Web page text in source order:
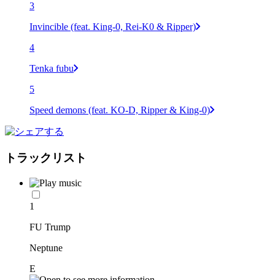
3
Invincible (feat. King-0, Rei-K0 & Ripper)
4
Tenka fubu
5
Speed demons (feat. KO-D, Ripper & King-0)
トラックリスト
1
FU Trump
Neptune
E